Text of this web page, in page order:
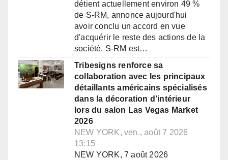
détient actuellement environ 49 %
de S-RM, annonce aujourd'hui
avoir conclu un accord en vue
d'acquérir le reste des actions de la
société. S-RM est…
Tribesigns renforce sa
collaboration avec les principaux
détaillants américains spécialisés
dans la décoration d'intérieur
lors du salon Las Vegas Market
2026
NEW YORK, ven., août 7 2026
13:15
NEW YORK, 7 août 2026